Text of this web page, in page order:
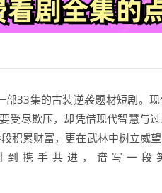
部33集的古装逆袭题材短剧。
受尽欺压，却凭借现代智慧与
积累财富，更在武林中树立威
携手共进，谱写一段